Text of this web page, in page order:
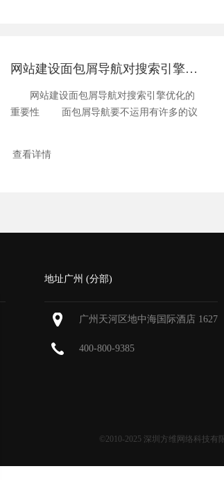
网站建设面包屑导航对搜索引擎优化的重要性
网站建设面包屑导航对搜索引擎优化的
重要性 面包屑导航要不运用有许多的议
查看详情
地址广州 (分部)
广州天河区地中海国际酒店 1627
400-800-9385
©2010-2025 深圳方维网络科技有